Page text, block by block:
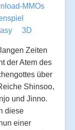
MMOs
3D
Zeiten
der Atem des
über
Shinsoo,
und Jinno.
diese
einer